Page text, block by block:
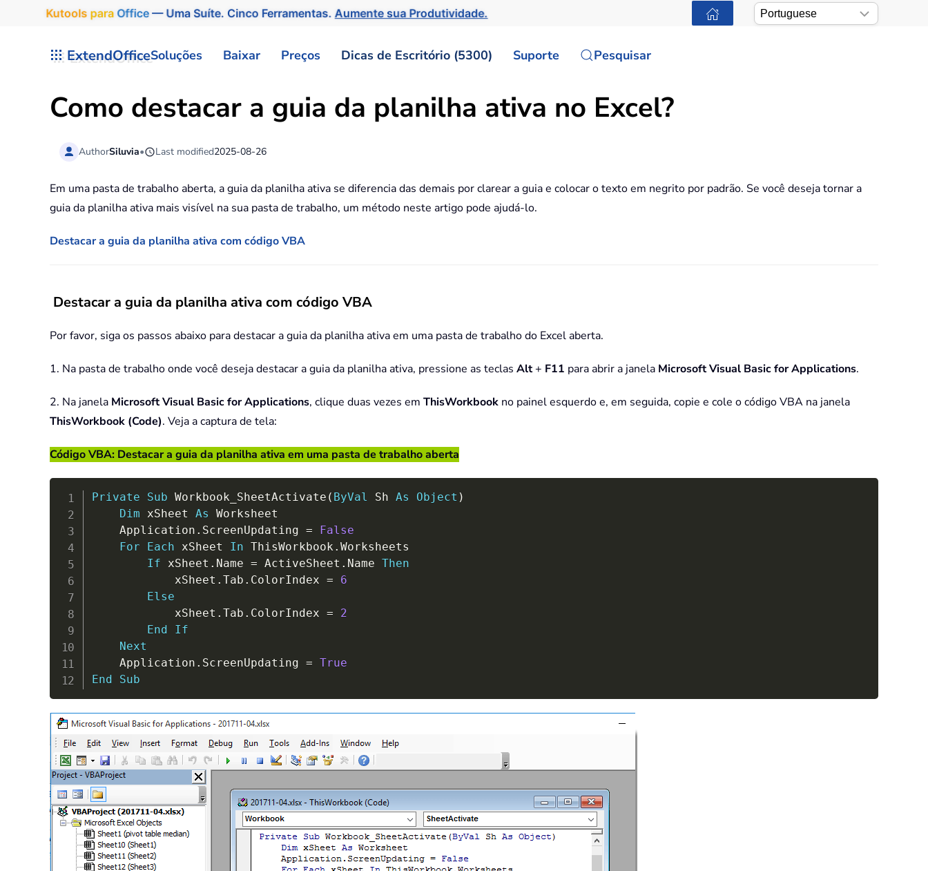
Kutools para Office— Uma Suíte. Cinco Ferramentas.Aumente sua Produtividade.
ExtendOfficeSoluções Baixar Preços Dicas de Escritório (5300) Suporte Pesquisar
Como destacar a guia da planilha ativa no Excel?
AuthorSiluvia• Last modified2025-08-26
Em uma pasta de trabalho aberta, a guia da planilha ativa se diferencia das demais por clarear a guia e colocar o texto em negrito por padrão. Se você deseja tornar a
guia da planilha ativa mais visível na sua pasta de trabalho, um método neste artigo pode ajudá-lo.
Destacar a guia da planilha ativa com código VBA
Destacar a guia da planilha ativa com código VBA
Por favor, siga os passos abaixo para destacar a guia da planilha ativa em uma pasta de trabalho do Excel aberta.
1. Na pasta de trabalho onde você deseja destacar a guia da planilha ativa, pressione as teclas Alt+ F11 para abrir a janela Microsoft Visual Basic for Applications.
2. Na janela Microsoft Visual Basic for Applications, clique duas vezes em ThisWorkbook no painel esquerdo e, em seguida, copie e cole o código VBA na janela
ThisWorkbook (Code). Veja a captura de tela:
Código VBA: Destacar a guia da planilha ativa em uma pasta de trabalho aberta
Private Sub Workbook_SheetActivate ( ByVal Sh As Object )
Dim xSheet As Worksheet
    Application
. ScreenUpdating =
False
For
Each xSheet In ThisWorkbook . Worksheets
If xSheet . Name = ActiveSheet . Name Then
            xSheet
. Tab . ColorIndex =
6
Else
            xSheet
. Tab . ColorIndex =
2
End
If
Next
    Application
. ScreenUpdating = True
End
Sub